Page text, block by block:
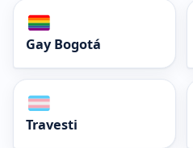
Gay Bogotá
Travesti